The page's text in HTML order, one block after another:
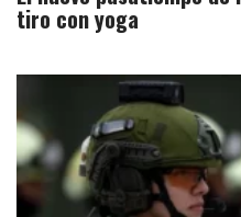
tiro con yoga